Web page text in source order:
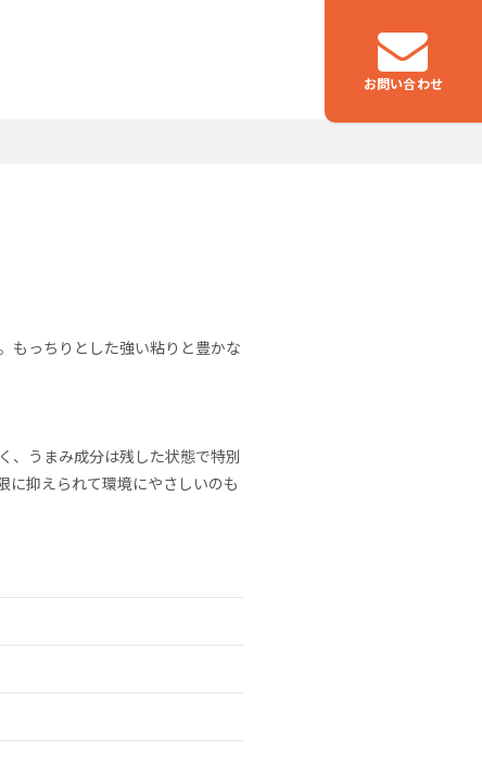
お問い合わせ
もっちりとした強い粘りと豊かな
、うまみ成分は残した状態で特別
に抑えられて環境にやさしいのも